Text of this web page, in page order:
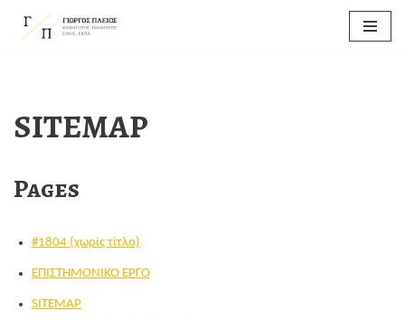
SITEMAP
Pages
#1804 (χωρίς τίτλο)
EΠΙΣΤΗΜΟΝΙΚΟ ΕΡΓΟ
SITEMAP